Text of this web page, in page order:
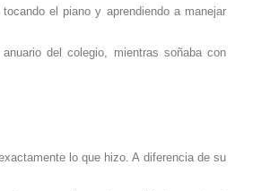
el piano y aprendiendo a manejar
del colegio, mientras soñaba con
lo que hizo. A diferencia de su